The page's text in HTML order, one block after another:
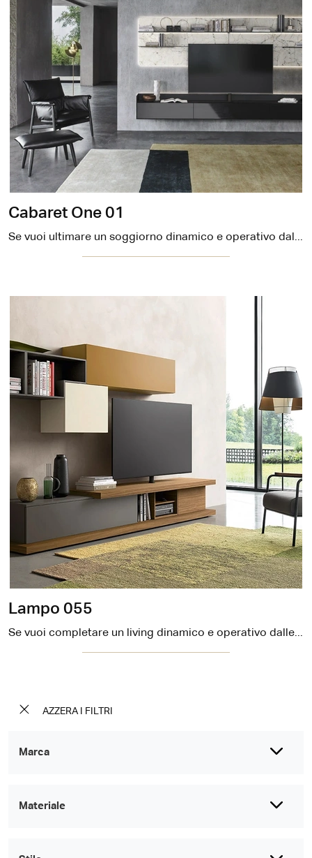
AZZERA I FILTRI
Marca
Materiale
Cabaret One 01
Se vuoi ultimare un soggiorno dinamico e operativo dalle linee moderne, ecco a te la parete attrezzata Cabaret One 01 Sangiacomo.
Lampo 055
Se vuoi completare un living dinamico e operativo dalle linee moderne, ti offriamo la parete attrezzata Lampo 055 Sangiacomo.